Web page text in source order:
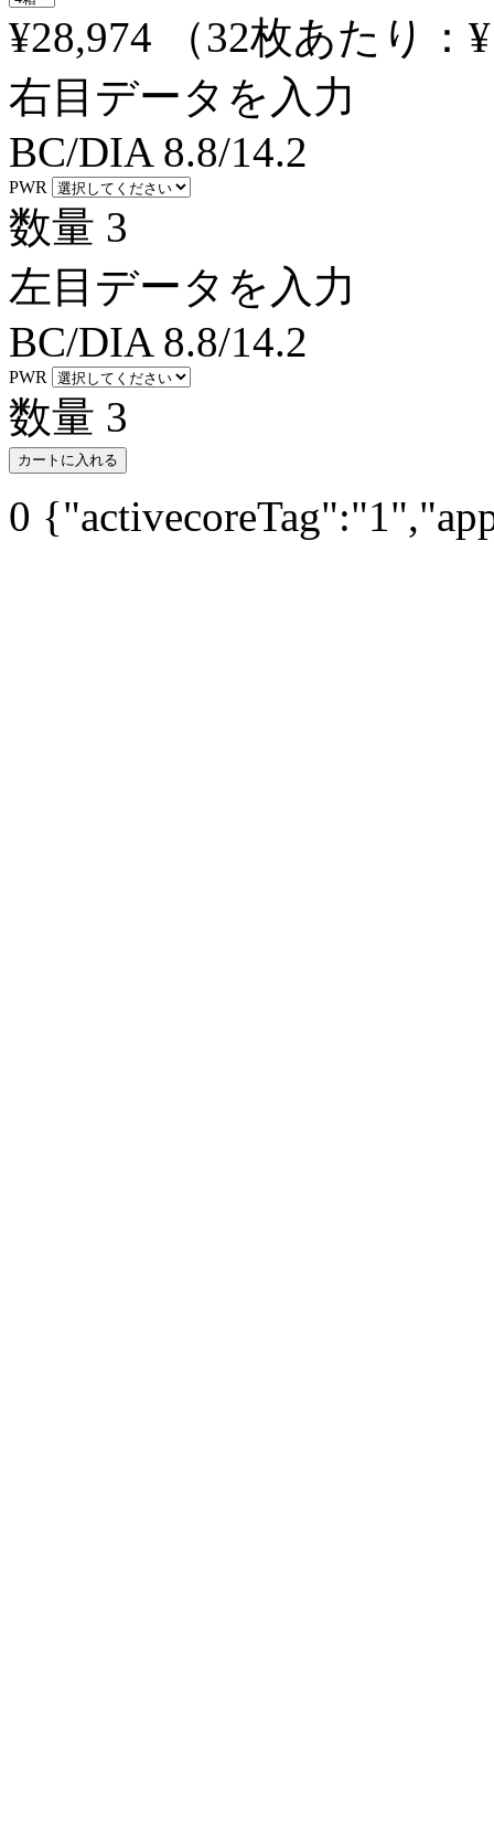
¥28,974 （32枚あたり：
右目データを入力
BC/DIA 8.8/14.2
PWR
数量 3
左目データを入力
BC/DIA 8.8/14.2
PWR
数量 3
カートに入れる
0